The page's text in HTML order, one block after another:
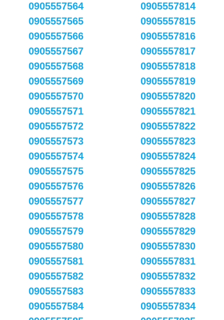
0905557564
0905557565
0905557566
0905557567
0905557568
0905557569
0905557570
0905557571
0905557572
0905557573
0905557574
0905557575
0905557576
0905557577
0905557578
0905557579
0905557580
0905557581
0905557582
0905557583
0905557584
0905557814
0905557815
0905557816
0905557817
0905557818
0905557819
0905557820
0905557821
0905557822
0905557823
0905557824
0905557825
0905557826
0905557827
0905557828
0905557829
0905557830
0905557831
0905557832
0905557833
0905557834